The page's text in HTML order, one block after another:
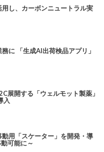
し、カーボンニュートラル実
に 「生成AI出荷検品アプリ」
展開する「ウェルモット製薬」
入
用「スケーター」を開発・導
可能に～